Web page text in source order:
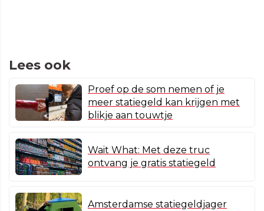
Lees ook
Proef op de som nemen of je
meer statiegeld kan krijgen met
blikje aan touwtje
Wait What: Met deze truc
ontvang je gratis statiegeld
Amsterdamse statiegeldjager